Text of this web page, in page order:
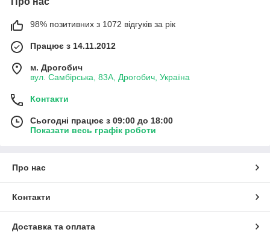
98% позитивних з 1072 відгуків за рік
Працює з 14.11.2012
м. Дрогобич
вул. Самбірська, 83А, Дрогобич, Україна
Контакти
Сьогодні працює з 09:00 до 18:00
Показати весь графік роботи
Про нас
Контакти
Доставка та оплата